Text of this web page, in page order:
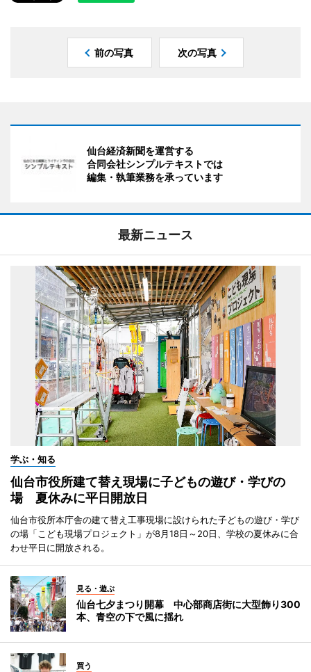
前の写真 次の写真
仙台経済新聞を運営する
合同会社シンプルテキストでは
編集・執筆業務を承っています
最新ニュース
学ぶ・知る
仙台市役所建て替え現場に子どもの遊び・学びの
場 夏休みに平日開放日
仙台市役所本庁舎の建て替え工事現場に設けられた子どもの遊び・学び
の場「こども現場プロジェクト」が8月18日～20日、学校の夏休みに合
わせ平日に開放される。
見る・遊ぶ
仙台七夕まつり開幕 中心部商店街に大型飾り300
本、青空の下で風に揺れ
買う